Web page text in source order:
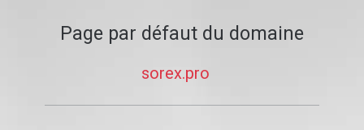
Page par défaut du domaine
sorex.pro